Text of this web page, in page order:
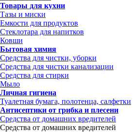
Товары для кухни
Тазы и миски
Емкости для продуктов
Стеклотара для напитков
Ковши
Бытовая химия
Средства для чистки, уборки
Средства для чистки канализации
Средства для стирки
Мыло
Личная гигиена
Туалетная бумага, полотенца, салфетки
Антисептики от грибка и плесени
Средства от домашних вредителей
Средства от домашних вредителей